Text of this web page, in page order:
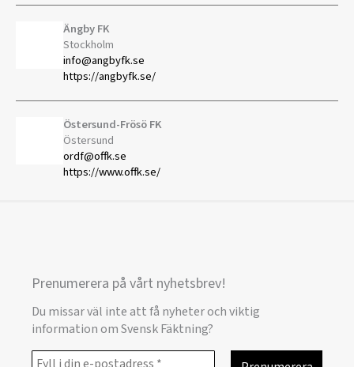
Ängby FK
Stockholm
info@angbyfk.se
https://angbyfk.se/
Östersund-Frösö FK
Östersund
ordf@offk.se
https://www.offk.se/
Prenumerera på vårt nyhetsbrev!
Du missar väl inte att få nyheter och viktig
information om Svensk Fäktning?